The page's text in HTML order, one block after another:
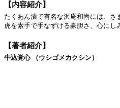
【内容紹介】
たくあん漬で有名な沢庵和尚には、
虎を素手で手なずける豪胆さ、心に
【著者紹介】
牛込覚心 （ウシゴメカクシン）